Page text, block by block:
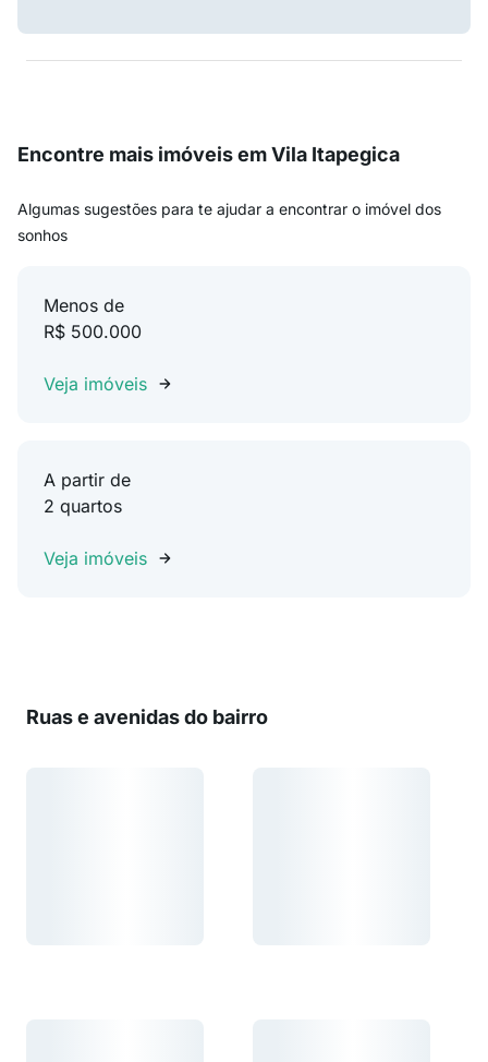
Encontre mais imóveis em Vila Itapegica
Algumas sugestões para te ajudar a encontrar o imóvel dos
sonhos
Menos de
R$ 500.000
Veja imóveis
A partir de
2 quartos
Veja imóveis
Ruas e avenidas do bairro